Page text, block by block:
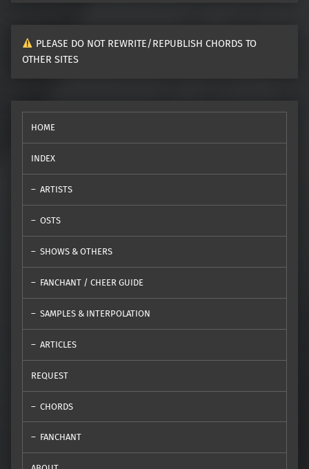
PLEASE DO NOT REWRITE/REPUBLISH CHORDS TO
OTHER SITES
HOME
INDEX
ARTISTS
OSTS
SHOWS & OTHERS
FANCHANT / CHEER GUIDE
SAMPLES & INTERPOLATION
ARTICLES
REQUEST
CHORDS
FANCHANT